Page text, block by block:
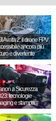
Avata 2: il drone FPV
ancora più
e divertente
a Sicurezza
tecnologie
e stampa